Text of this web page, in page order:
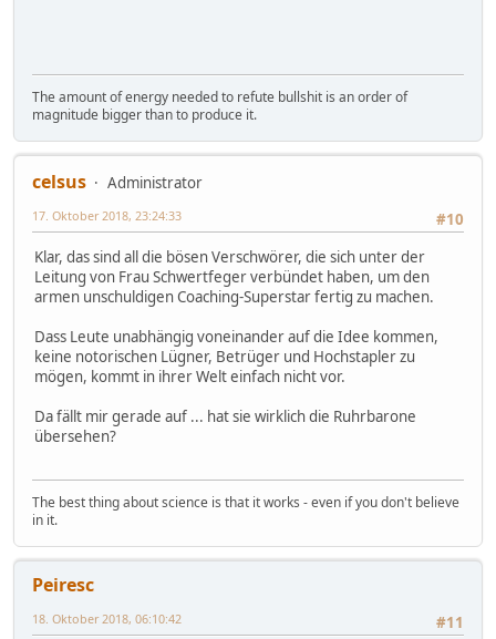
The amount of energy needed to refute bullshit is an order of
magnitude bigger than to produce it.
celsus
Administrator
#10
17. Oktober 2018, 23:24:33
Klar, das sind all die bösen Verschwörer, die sich unter der
Leitung von Frau Schwertfeger verbündet haben, um den
armen unschuldigen Coaching-Superstar fertig zu machen.
Dass Leute unabhängig voneinander auf die Idee kommen,
keine notorischen Lügner, Betrüger und Hochstapler zu
mögen, kommt in ihrer Welt einfach nicht vor.
Da fällt mir gerade auf ... hat sie wirklich die Ruhrbarone
übersehen?
The best thing about science is that it works - even if you don't believe
in it.
Peiresc
#11
18. Oktober 2018, 06:10:42